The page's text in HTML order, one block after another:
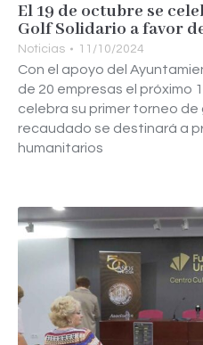
El 19 de octubre se
Golf Solidario a favor
Noticias 11/10/2024
Con el apoyo del
de 20 empresas el próximo
celebra su primer torneo de
recaudado se destinará a
humanitarios